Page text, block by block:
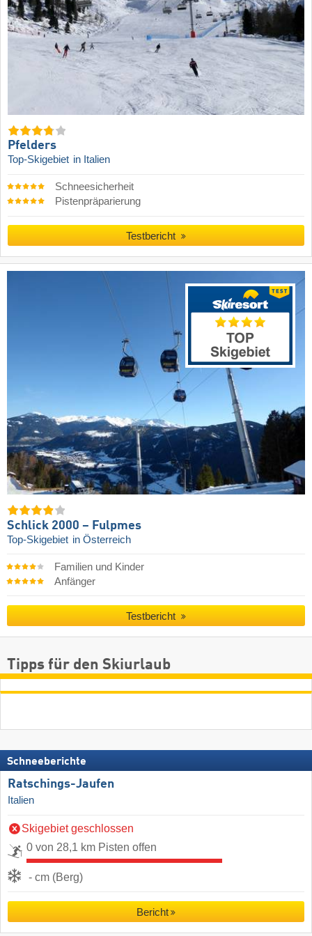
Pfelders
Top-Skigebiet in Italien
Schneesicherheit
Pistenpräparierung
Testbericht
Schlick 2000 – Fulpmes
Top-Skigebiet in Österreich
Familien und Kinder
Anfänger
Testbericht
Tipps für den Skiurlaub
Schneeberichte
Ratschings-Jaufen
Italien
Skigebiet geschlossen
0 von 28,1 km Pisten offen
- cm (Berg)
Bericht